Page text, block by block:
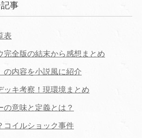
事
表
完全版の結末から感想まとめ
の内容を小説風に紹介
ッキ考察！現環境まとめ
の意味と定義とは？
コイルショック事件